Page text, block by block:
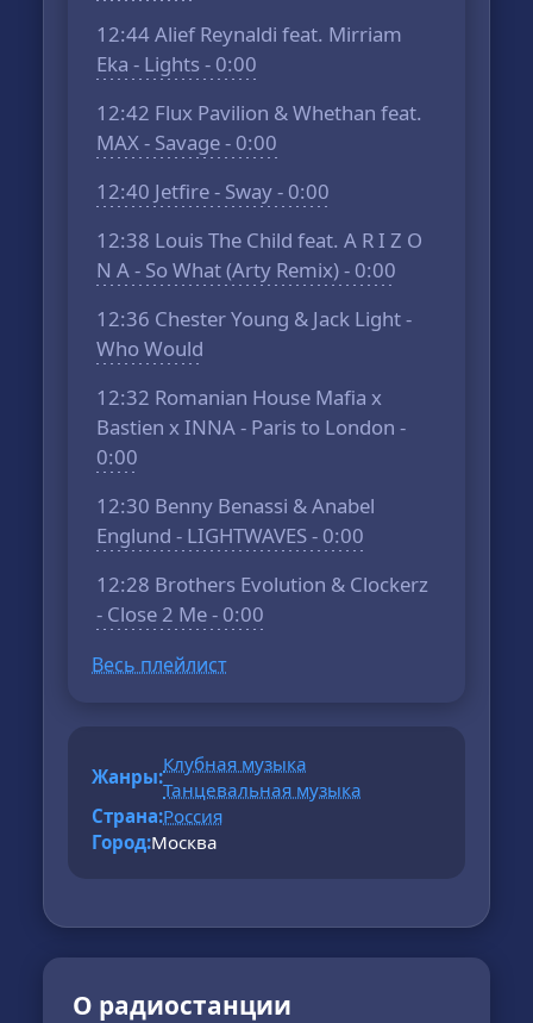
12:44 Alief Reynaldi feat. Mirriam
Eka - Lights - 0:00
12:42 Flux Pavilion & Whethan feat.
MAX - Savage - 0:00
12:40 Jetfire - Sway - 0:00
12:38 Louis The Child feat. A R I Z O
N A - So What (Arty Remix) - 0:00
12:36 Chester Young & Jack Light -
Who Would
12:32 Romanian House Mafia x
Bastien x INNA - Paris to London -
0:00
12:30 Benny Benassi & Anabel
Englund - LIGHTWAVES - 0:00
12:28 Brothers Evolution & Clockerz
- Close 2 Me - 0:00
Весь плейлист
Жанры:
Клубная музыка
Танцевальная музыка
Страна:Россия
Город:Москва
О радиостанции